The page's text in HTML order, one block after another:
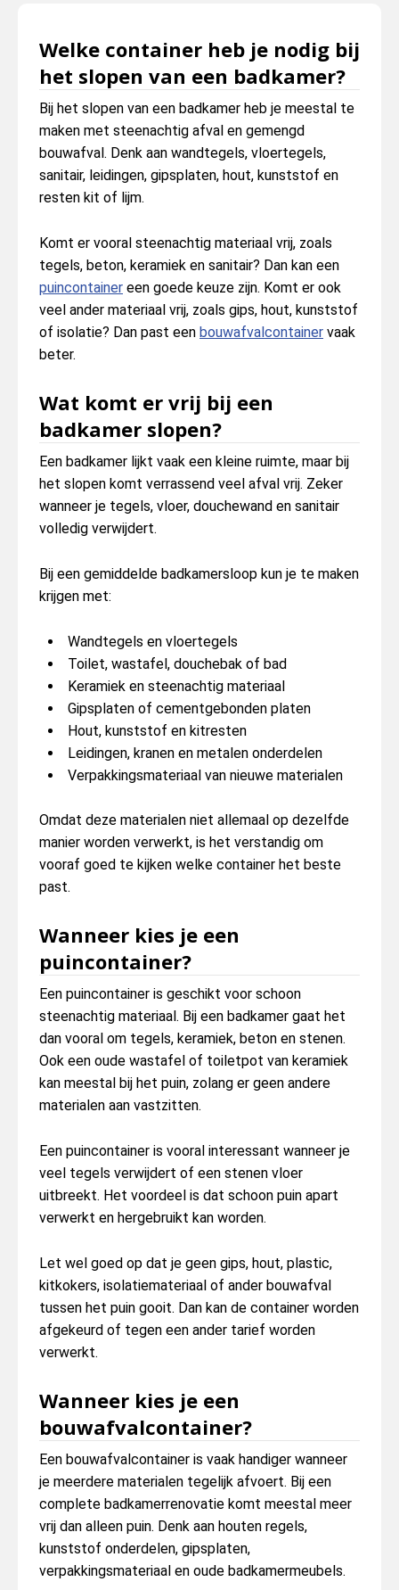
Welke container heb je nodig bij
het slopen van een badkamer?
Bij het slopen van een badkamer heb je meestal te
maken met steenachtig afval en gemengd
bouwafval. Denk aan wandtegels, vloertegels,
sanitair, leidingen, gipsplaten, hout, kunststof en
resten kit of lijm.
Komt er vooral steenachtig materiaal vrij, zoals
tegels, beton, keramiek en sanitair? Dan kan een
puincontainer een goede keuze zijn. Komt er ook
veel ander materiaal vrij, zoals gips, hout, kunststof
of isolatie? Dan past een bouwafvalcontainer vaak
beter.
Wat komt er vrij bij een
badkamer slopen?
Een badkamer lijkt vaak een kleine ruimte, maar bij
het slopen komt verrassend veel afval vrij. Zeker
wanneer je tegels, vloer, douchewand en sanitair
volledig verwijdert.
Bij een gemiddelde badkamersloop kun je te maken
krijgen met:
Wandtegels en vloertegels
Toilet, wastafel, douchebak of bad
Keramiek en steenachtig materiaal
Gipsplaten of cementgebonden platen
Hout, kunststof en kitresten
Leidingen, kranen en metalen onderdelen
Verpakkingsmateriaal van nieuwe materialen
Omdat deze materialen niet allemaal op dezelfde
manier worden verwerkt, is het verstandig om
vooraf goed te kijken welke container het beste
past.
Wanneer kies je een
puincontainer?
Een puincontainer is geschikt voor schoon
steenachtig materiaal. Bij een badkamer gaat het
dan vooral om tegels, keramiek, beton en stenen.
Ook een oude wastafel of toiletpot van keramiek
kan meestal bij het puin, zolang er geen andere
materialen aan vastzitten.
Een puincontainer is vooral interessant wanneer je
veel tegels verwijdert of een stenen vloer
uitbreekt. Het voordeel is dat schoon puin apart
verwerkt en hergebruikt kan worden.
Let wel goed op dat je geen gips, hout, plastic,
kitkokers, isolatiemateriaal of ander bouwafval
tussen het puin gooit. Dan kan de container worden
afgekeurd of tegen een ander tarief worden
verwerkt.
Wanneer kies je een
bouwafvalcontainer?
Een bouwafvalcontainer is vaak handiger wanneer
je meerdere materialen tegelijk afvoert. Bij een
complete badkamerrenovatie komt meestal meer
vrij dan alleen puin. Denk aan houten regels,
kunststof onderdelen, gipsplaten,
verpakkingsmateriaal en oude badkamermeubels.